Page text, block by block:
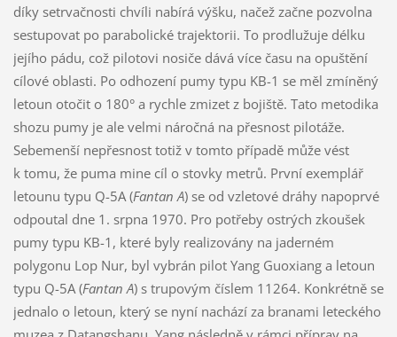
díky setrvačnosti chvíli nabírá výšku, načež začne pozvolna
sestupovat po parabolické trajektorii. To prodlužuje délku
jejího pádu, což pilotovi nosiče dává více času na opuštění
cílové oblasti. Po odhození pumy typu KB-1 se měl zmíněný
letoun otočit o 180° a rychle zmizet z bojiště. Tato metodika
shozu pumy je ale velmi náročná na přesnost pilotáže.
Sebemenší nepřesnost totiž v tomto případě může vést
k tomu, že puma mine cíl o stovky metrů. První exemplář
letounu typu Q-5A (Fantan A) se od vzletové dráhy napoprvé
odpoutal dne 1. srpna 1970. Pro potřeby ostrých zkoušek
pumy typu KB-1, které byly realizovány na jaderném
polygonu Lop Nur, byl vybrán pilot Yang Guoxiang a letoun
typu Q-5A (Fantan A) s trupovým číslem 11264. Konkrétně se
jednalo o letoun, který se nyní nachází za branami leteckého